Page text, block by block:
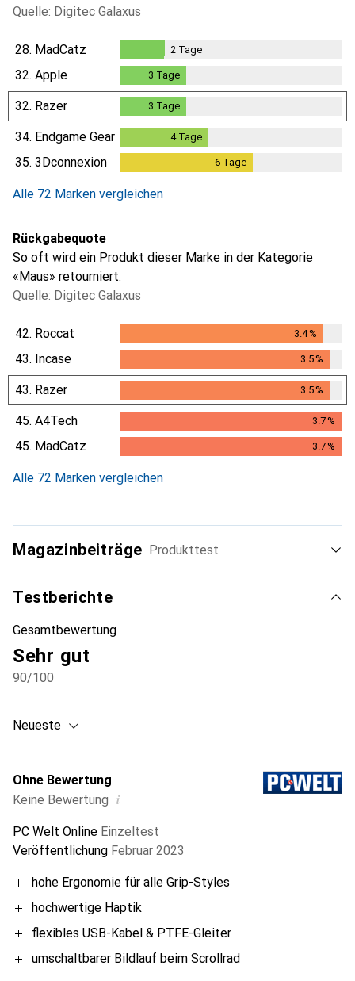
Quelle: Digitec Galaxus
28. MadCatz
2Tage
2 Tage
32. Apple 3 Tage
32. Razer 3 Tage
34. Endgame Gear 4Tage
35. 3Dconnexion 6 Tage
Alle 72 Marken vergleichen
Rückgabequote
So oft wird ein Produkt dieser Marke in der Kategorie
«Maus» retourniert.
Quelle: Digitec Galaxus
42. Roccat 3.4%
3.4%
43. Incase 3.5%
3.5%
43. Razer 3.5%
3.5%
45. A4Tech 3.7%
3.7%
45. MadCatz 3.7%
Alle 72 Marken vergleichen
Magazinbeiträge Produkttest
Testberichte
Gesamtbewertung
Sehr gut
90/100
Neueste
Ohne Bewertung
Keine Bewertung i
PC Welt Online Einzeltest
Veröffentlichung Februar 2023
hohe Ergonomie für alle Grip-Styles
hochwertige Haptik
flexibles USB-Kabel & PTFE-Gleiter
umschaltbarer Bildlauf beim Scrollrad